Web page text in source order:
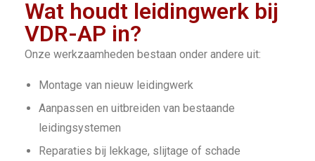
Wat houdt leidingwerk bij
VDR-AP in?
Onze werkzaamheden bestaan onder andere uit:
Montage van nieuw leidingwerk
Aanpassen en uitbreiden van bestaande
leidingsystemen
Reparaties bij lekkage, slijtage of schade